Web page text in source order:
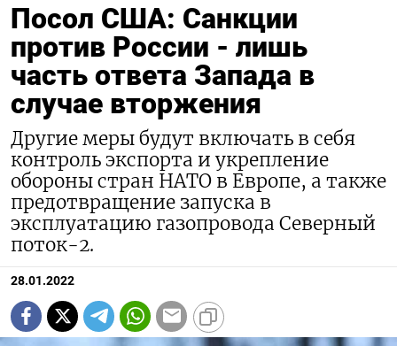
Посол США: Санкции
против России - лишь
часть ответа Запада в
случае вторжения
Другие меры будут включать в себя
контроль экспорта и укрепление
обороны стран НАТО в Европе, а также
предотвращение запуска в
эксплуатацию газопровода Северный
поток-2.
28.01.2022